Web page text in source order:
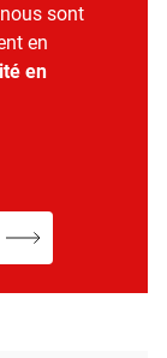
sont
en
en